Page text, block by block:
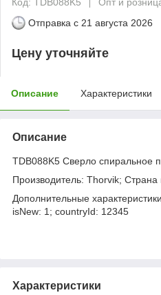
Отправка с 21 августа 2026
Цену уточняйте
Описание Характеристики
Описание
TDB088K5 Сверло спиральное
Производитель: Thorvik;
Дополнительные
isNew: 1; countryId: 12345
Характеристики